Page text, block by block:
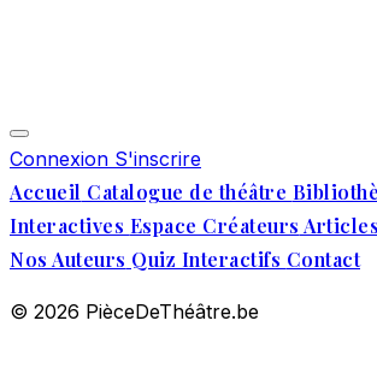
Connexion S'inscrire
Accueil Catalogue de théâtre
Interactives Espace Créateurs
Nos Auteurs Quiz Interactifs Contact
© 2026 PièceDeThéâtre.be